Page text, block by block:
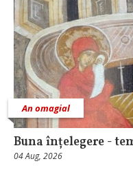
An omagial
Buna înțelegere -
04 Aug, 2026